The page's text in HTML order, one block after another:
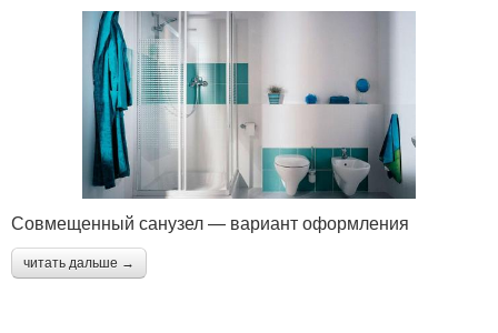
Совмещенный санузел — вариант оформления
читать дальше →